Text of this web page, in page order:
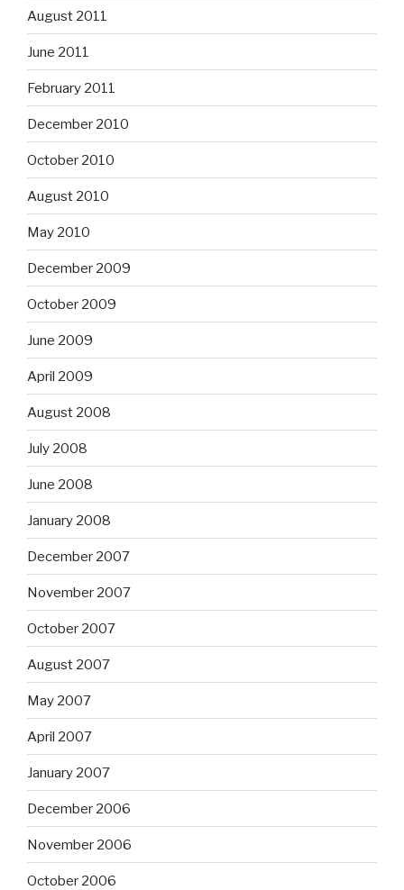
August 2011
June 2011
February 2011
December 2010
October 2010
August 2010
May 2010
December 2009
October 2009
June 2009
April 2009
August 2008
July 2008
June 2008
January 2008
December 2007
November 2007
October 2007
August 2007
May 2007
April 2007
January 2007
December 2006
November 2006
October 2006